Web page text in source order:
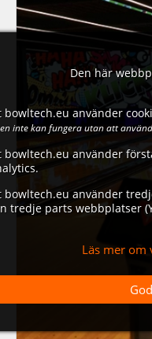
Den här
bowltech.eu använder
inte kan fungera utan att
bowltech.eu använder
bowltech.eu använder
tredje parts webbplatser
Läs mer om